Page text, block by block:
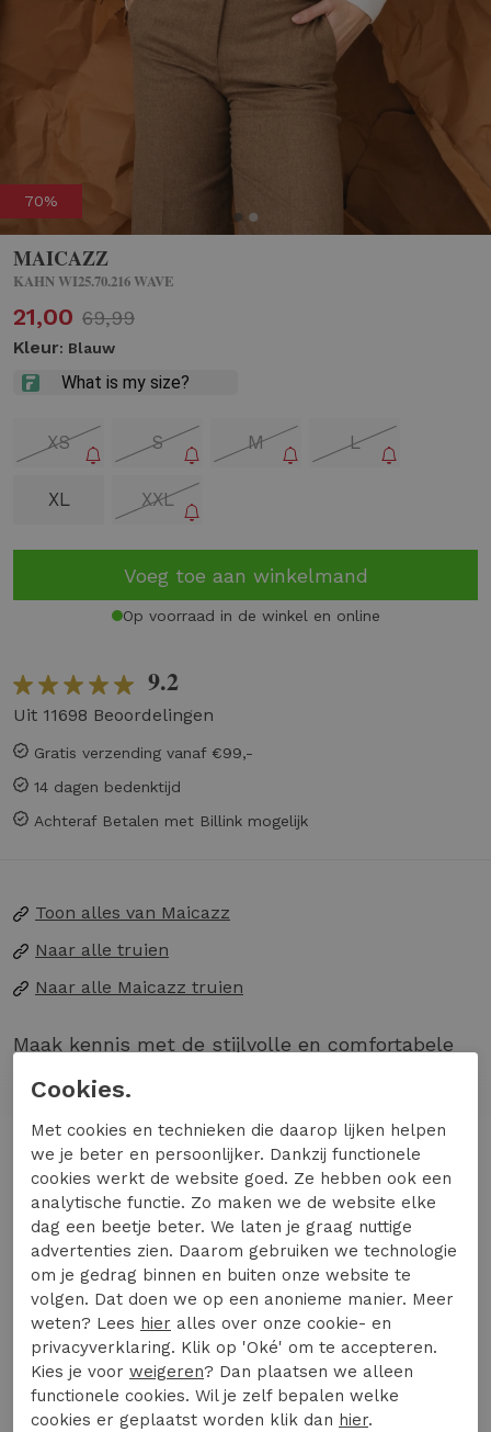
70%
MAICAZZ
KAHN WI25.70.216 WAVE
21,00 69,99
Kleur: Blauw
XS S M L
XL XXL
Voeg toe aan winkelmand
Op voorraad in de winkel en online
9.2
Uit 11698 Beoordelingen
Gratis verzending vanaf €99,-
14 dagen bedenktijd
Achteraf Betalen met Billink mogelijk
Toon alles van Maicazz
Naar alle truien
Naar alle Maicazz truien
Maak kennis met de stijlvolle en comfortabele
tint, perfect voor de koude wintermaanden. Deze
trui is een must-have voor elke modebewuste
vrouw die houdt van kwaliteit en elegantie.
Ideaal voor een gezellige avond thuis of een
frisse ochtendwandeling langs de grachten.
Gemaakt van hoogwaardige materialen voor
optimaal comfort en warmte.
Veelzijdig te combineren met zowel jeans als
rokken voor een modieuze look.
Perfect voor de Nederlandse winter, houdt je
warm en stijlvol.
Lees meer
Specificaties
Winkelvoorraad
Gerelateerde producten
Cookies.
Met cookies en technieken die daarop lijken helpen
we je beter en persoonlijker. Dankzij functionele
cookies werkt de website goed. Ze hebben ook een
analytische functie. Zo maken we de website elke
dag een beetje beter. We laten je graag nuttige
advertenties zien. Daarom gebruiken we technologie
om je gedrag binnen en buiten onze website te
volgen. Dat doen we op een anonieme manier. Meer
weten? Lees hier alles over onze cookie- en
privacyverklaring. Klik op 'Oké' om te accepteren.
Kies je voor weigeren? Dan plaatsen we alleen
functionele cookies. Wil je zelf bepalen welke
cookies er geplaatst worden klik dan hier.